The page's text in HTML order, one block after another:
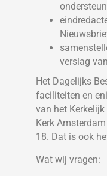
verslag
Het Dagelijks
faciliteiten en
van het
Kerk
18. Dat is ook
Wat wij vragen: